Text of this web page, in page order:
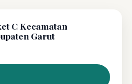
C Kecamatan
Garut